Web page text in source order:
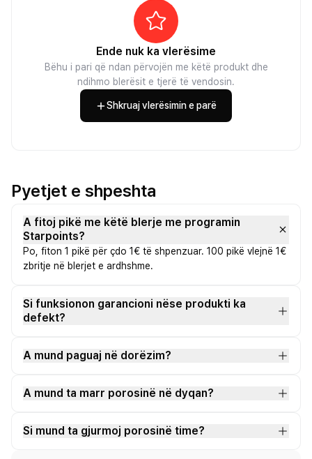
Ende nuk ka vlerësime
Bëhu i pari që ndan përvojën me këtë produkt dhe
ndihmo blerësit e tjerë të vendosin.
Shkruaj vlerësimin e parë
Pyetjet e shpeshta
A fitoj pikë me këtë blerje me programin
Starpoints?
Po, fiton 1 pikë për çdo 1€ të shpenzuar. 100 pikë vlejnë 1€
zbritje në blerjet e ardhshme.
Si funksionon garancioni nëse produkti ka
defekt?
A mund paguaj në dorëzim?
A mund ta marr porosinë në dyqan?
Si mund ta gjurmoj porosinë time?